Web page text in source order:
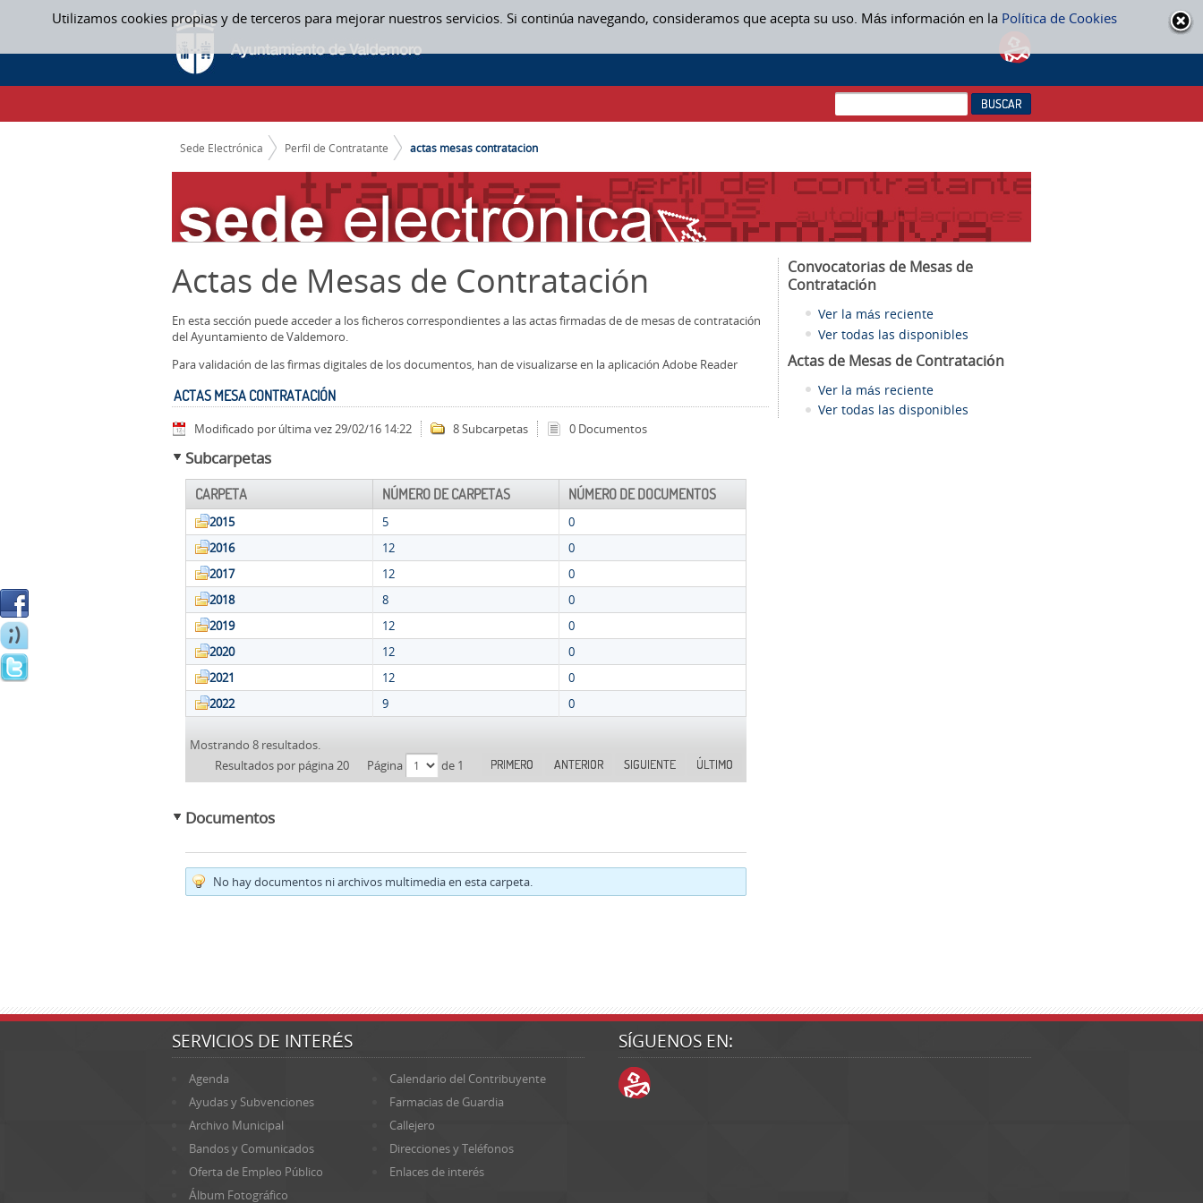
Utilizamos cookies propias y de terceros para mejorar nuestros servicios. Si continúa navegando, consideramos que acepta su uso. Más información en la Política de Cookies
Saltar al contenido
ACTAS MESA CONTRATACIÓN - ACTAS MESAS CONTRATACION
CAMINO DE MIGAS
Sede Electrónica Perfil de Contratante actas mesas contratacion
Actas de Mesas de Contratación
En esta sección puede acceder a los ficheros correspondientes a las actas firmadas de de mesas de contratación
del Ayuntamiento de Valdemoro.
Para validación de las firmas digitales de los documentos, han de visualizarse en la aplicación Adobe Reader
ACTAS MESA CONTRATACIÓN
Modificado por última vez 29/02/16 14:22 8 Subcarpetas 0 Documentos
Subcarpetas
CARPETA NÚMERO DE CARPETAS NÚMERO DE DOCUMENTOS
2015 5
0
2016
12
0
2017
12
0
2018
8
0
2019
12
0
2020
12
0
2021
12
0
2022
9 0
Mostrando 8 resultados.
Resultados por página 20
Página de 1 PRIMERO ANTERIOR SIGUIENTE ÚLTIMO
Documentos
No hay documentos ni archivos multimedia en esta carpeta.
Convocatorias de Mesas de
Contratación
Ver la más reciente
Ver todas las disponibles
Actas de Mesas de Contratación
Ver la más reciente
Ver todas las disponibles
SERVICIOS DE INTERÉS
Agenda
Calendario del Contribuyente
Ayudas y Subvenciones
Farmacias de Guardia
Archivo Municipal
Callejero
Bandos y Comunicados
Direcciones y Teléfonos
Oferta de Empleo Público
Enlaces de interés
Álbum Fotográfico
SÍGUENOS EN: